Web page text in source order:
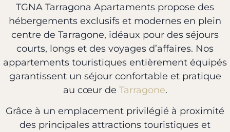
TGNA Tarragona Apartaments propose des
hébergements exclusifs et modernes en plein
centre de Tarragone, idéaux pour des séjours
courts, longs et des voyages d’affaires. Nos
appartements touristiques entièrement équipés
garantissent un séjour confortable et pratique
au cœur de Tarragone.
Grâce à un emplacement privilégié à proximité
des principales attractions touristiques et